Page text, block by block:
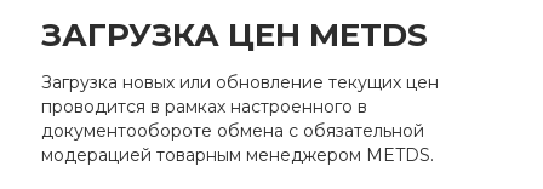
ЗАГРУЗКА ЦЕН METDS
Загрузка новых или обновление текущих цен
проводится в рамках настроенного в
документообороте обмена с обязательной
модерацией товарным менеджером METDS.